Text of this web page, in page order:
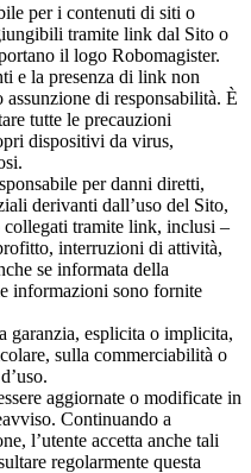
per i contenuti di siti o
tramite link dal Sito o
il logo Robomagister.
e la presenza di link non
di responsabilità. È
tutte le precauzioni
dispositivi da virus,
per danni diretti,
derivanti dall’uso del Sito,
tramite link, inclusi –
interruzioni di attività,
se informata della
informazioni sono fornite
garanzia, esplicita o implicita,
sulla commerciabilità o
aggiornate o modificate in
Continuando a
l’utente accetta anche tali
regolarmente questa